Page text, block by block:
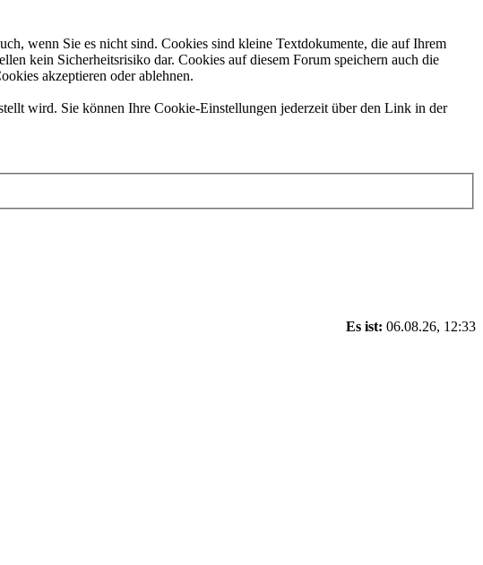
wenn Sie es nicht sind. Cookies sind kleine Textdokumente, die auf Ihrem
kein Sicherheitsrisiko dar. Cookies auf diesem Forum speichern auch die
akzeptieren oder ablehnen.
wird. Sie können Ihre Cookie-Einstellungen jederzeit über den Link in der
Es ist: 06.08.26, 12:33